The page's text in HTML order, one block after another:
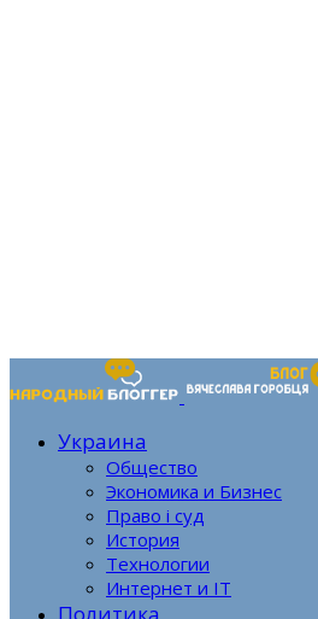
Украина
Общество
Экономика и Бизнес
Право і суд
История
Технологии
Интернет и IT